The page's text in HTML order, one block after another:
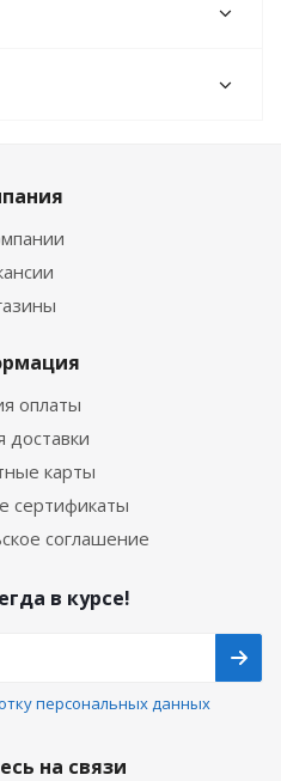
оплаты
доставки
карты
сертификаты
соглашение
в курсе!
персональных данных
на связи